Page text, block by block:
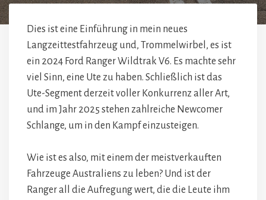
Dies ist eine Einführung in mein neues
Langzeittestfahrzeug und, Trommelwirbel, es ist
ein 2024 Ford Ranger Wildtrak V6. Es machte sehr
viel Sinn, eine Ute zu haben. Schließlich ist das
Ute-Segment derzeit voller Konkurrenz aller Art,
und im Jahr 2025 stehen zahlreiche Newcomer
Schlange, um in den Kampf einzusteigen.
Wie ist es also, mit einem der meistverkauften
Fahrzeuge Australiens zu leben? Und ist der
Ranger all die Aufregung wert, die die Leute ihm